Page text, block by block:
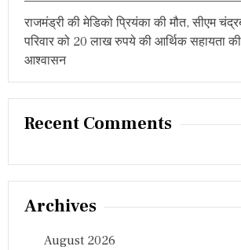
राजमंड्री की मेडिको प्रियंका की मौत, सीएम
परिवार को 20 लाख रुपये की आर्थिक सहायता की
आश्वासन
Recent Comments
Archives
August 2026